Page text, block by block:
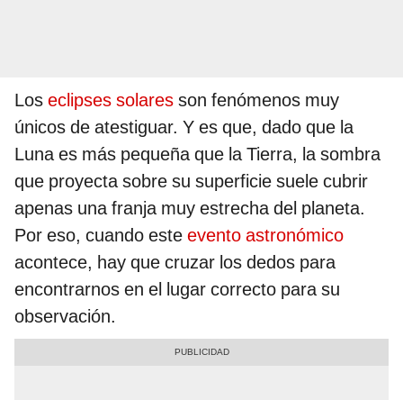
Los eclipses solares son fenómenos muy
únicos de atestiguar. Y es que, dado que la
Luna es más pequeña que la Tierra, la sombra
que proyecta sobre su superficie suele cubrir
apenas una franja muy estrecha del planeta.
Por eso, cuando este evento astronómico
acontece, hay que cruzar los dedos para
encontrarnos en el lugar correcto para su
observación.